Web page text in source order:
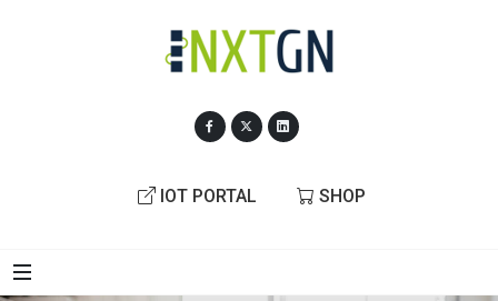
IOT PORTAL SHOP